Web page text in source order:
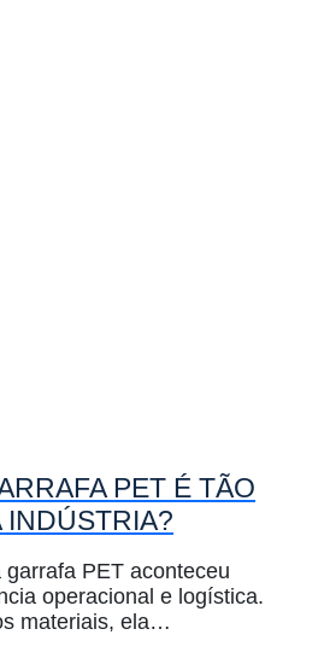
PET É TÃO
INDÚSTRIA?
PET aconteceu
operacional e logística.
materiais, ela…